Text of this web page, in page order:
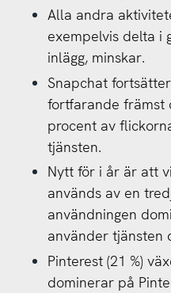
Alla andra
exempelvis delta i
inlägg, minskar.
Snapchat
fortfarande främst
procent av
tjänsten.
Nytt för i år är att
används av en
användningen
använder tjänsten
Pinterest (21 %)
dominerar på